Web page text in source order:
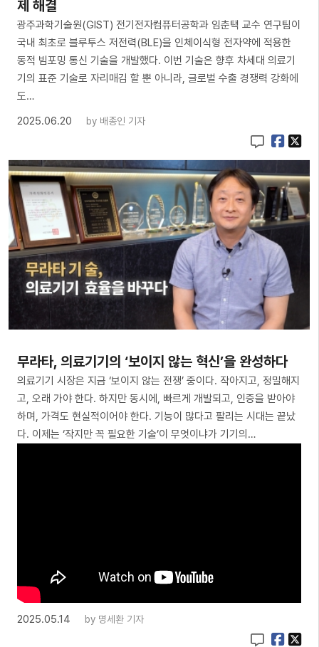
제 해결
광주과학기술원(GIST) 전기전자컴퓨터공학과 임춘택 교수 연구팀이
국내 최초로 블루투스 저전력(BLE)을 인체이식형 전자약에 적용한
동적 빔포밍 통신 기술을 개발했다. 이번 기술은 향후 차세대 의료기
기의 표준 기술로 자리매김 할 뿐 아니라, 글로벌 수출 경쟁력 강화에
도…
2025.06.20
by 배종인 기자
무라타, 의료기기의 ‘보이지 않는 혁신’을 완성하다
의료기기 시장은 지금 ‘보이지 않는 전쟁’ 중이다. 작아지고, 정밀해지
고, 오래 가야 한다. 하지만 동시에, 빠르게 개발되고, 인증을 받아야
하며, 가격도 현실적이어야 한다. 기능이 많다고 팔리는 시대는 끝났
다. 이제는 ‘작지만 꼭 필요한 기술’이 무엇이냐가 기기의…
2025.05.14 by 명세환 기자